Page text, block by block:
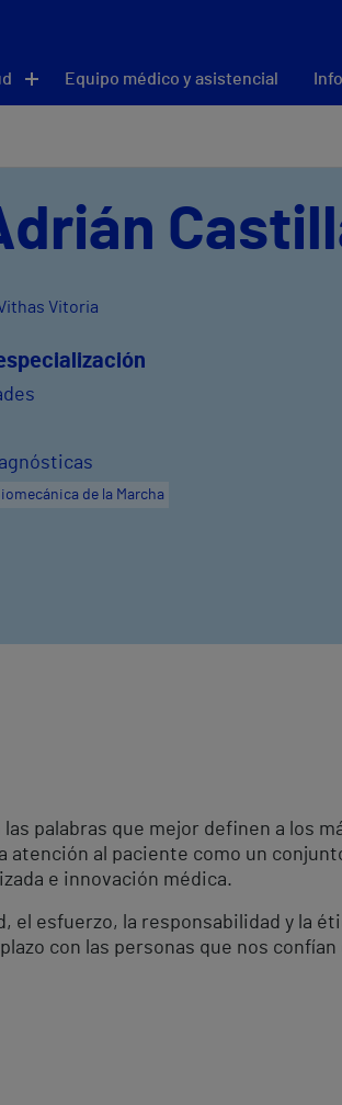
Equipo médico y asistencial
Vitoria
de la Marcha
palabras que mejor definen a los
atención al paciente como un
e innovación médica.
el esfuerzo, la responsabilidad y la
con las personas que nos